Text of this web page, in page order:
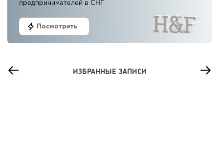
предпринимателей в СНГ
Посмотреть
ИЗБРАННЫЕ ЗАПИСИ